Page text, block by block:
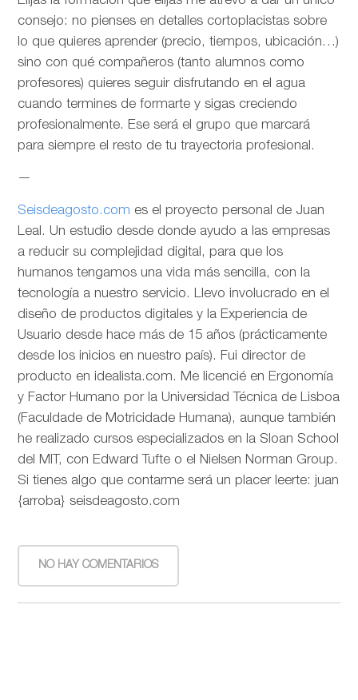
consejo: no pienses en detalles cortoplacistas sobre
lo que quieres aprender (precio, tiempos, ubicación…)
sino con qué compañeros (tanto alumnos como
profesores) quieres seguir disfrutando en el agua
cuando termines de formarte y sigas creciendo
profesionalmente. Ese será el grupo que marcará
para siempre el resto de tu trayectoria profesional.
—
Seisdeagosto.com es el proyecto personal de Juan
Leal. Un estudio desde donde ayudo a las empresas
a reducir su complejidad digital, para que los
humanos tengamos una vida más sencilla, con la
tecnología a nuestro servicio. Llevo involucrado en el
diseño de productos digitales y la Experiencia de
Usuario desde hace más de 15 años (prácticamente
desde los inicios en nuestro país). Fui director de
producto en idealista.com. Me licencié en Ergonomía
y Factor Humano por la Universidad Técnica de Lisboa
(Faculdade de Motricidade Humana), aunque también
he realizado cursos especializados en la Sloan School
del MIT, con Edward Tufte o el Nielsen Norman Group.
Si tienes algo que contarme será un placer leerte: juan
{arroba} seisdeagosto.com
NO HAY COMENTARIOS